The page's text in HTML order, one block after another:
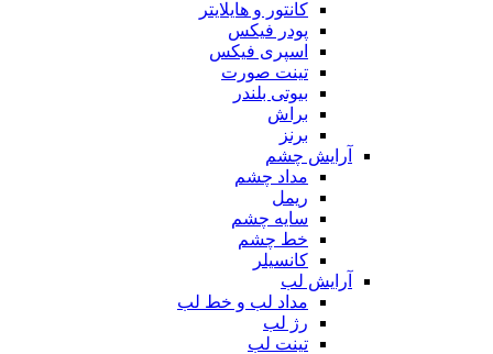
کانتور و هایلایتر
پودر فیکس
اسپری فیکس
تینت صورت
بیوتی بلندر
براش
برنز
آرایش چشم
مداد چشم
ریمل
سایه چشم
خط چشم
کانسیلر
آرایش لب
مداد لب و خط لب
رژ لب
تینت لب